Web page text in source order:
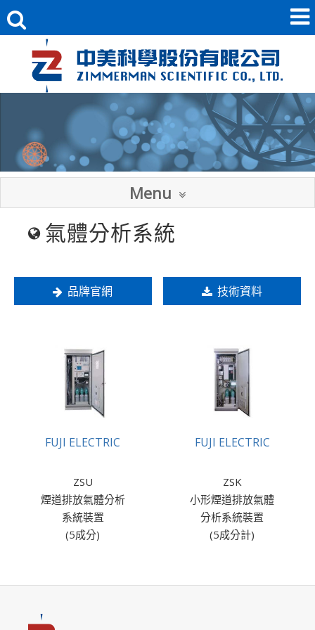
Menu
氣體分析系統
技術資料
品牌官網
FUJI ELECTRIC
ZSU
煙道排放氣體分析
系統裝置
(5成分)
FUJI ELECTRIC
ZSK
小形煙道排放氣體
分析系統裝置
(5成分計)